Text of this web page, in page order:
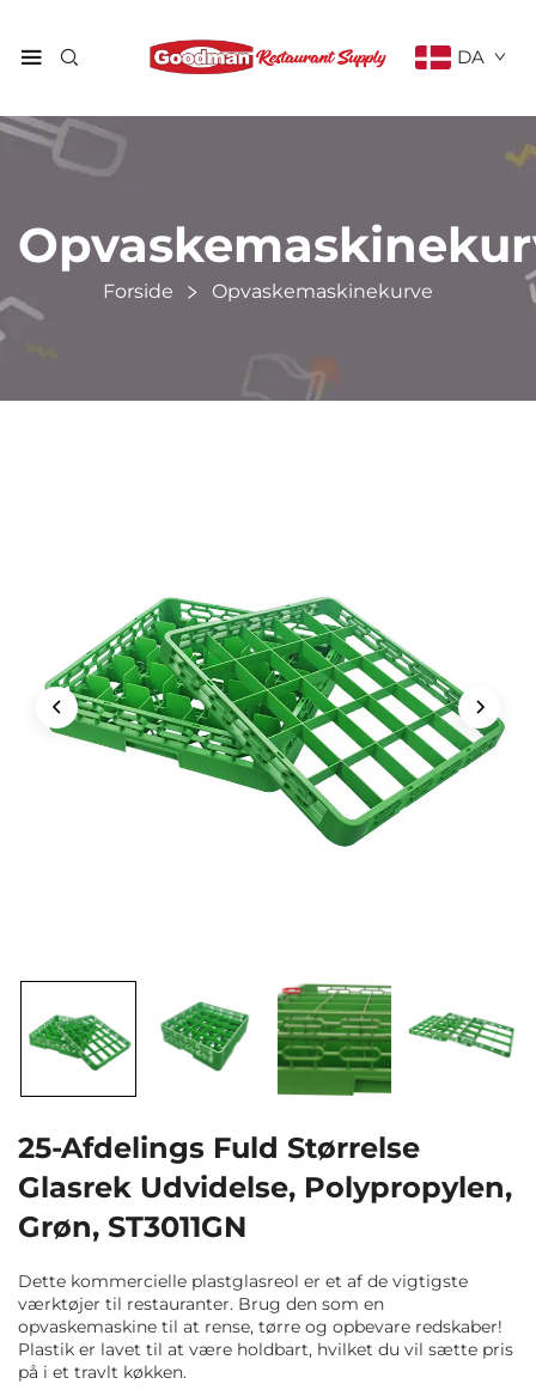
DA
Forside Opvaskemaskinekurve
25-Afdelings Fuld Størrelse
Glasrek Udvidelse, Polypropylen,
Grøn, ST3011GN
Dette kommercielle plastglasreol er et af de vigtigste
værktøjer til restauranter. Brug den som en
opvaskemaskine til at rense, tørre og opbevare redskaber!
Plastik er lavet til at være holdbart, hvilket du vil sætte pris
på i et travlt køkken.